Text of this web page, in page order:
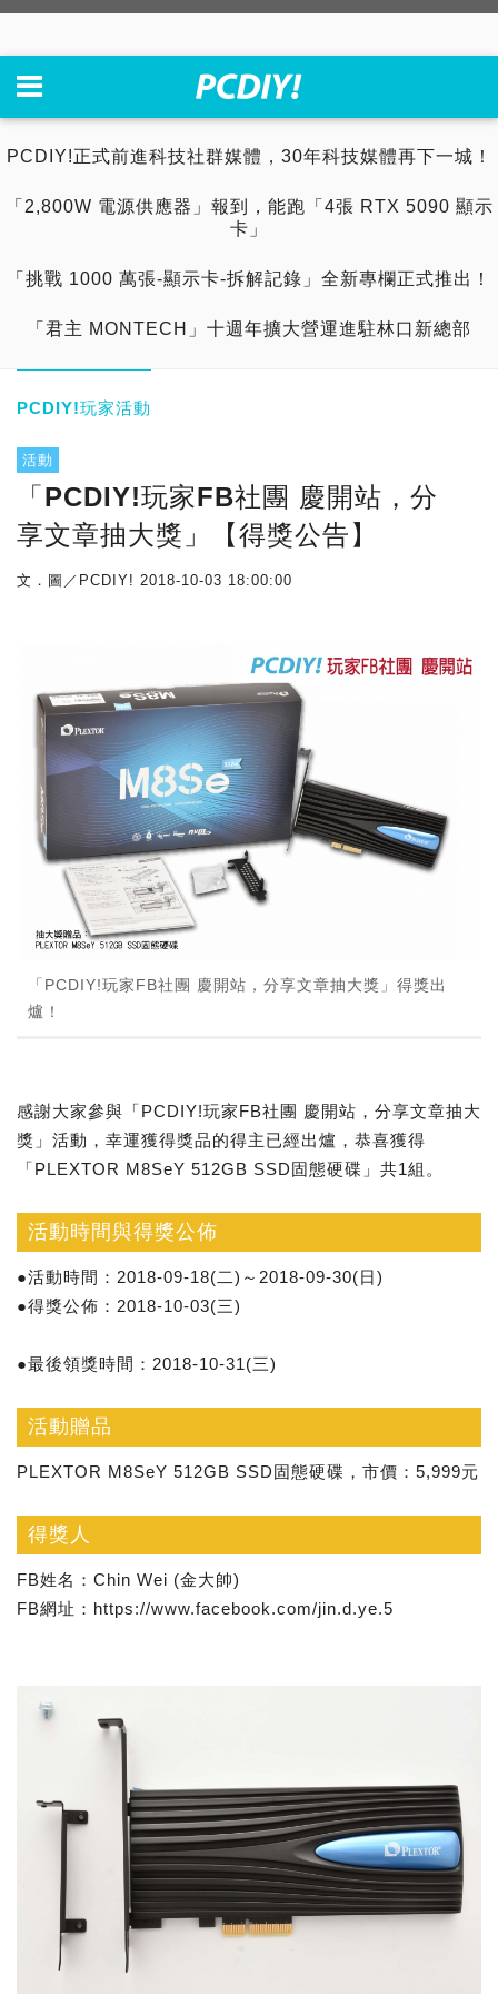
PCDIY!正式前進科技社群媒體，30年科技媒體再下一城！
「2,800W 電源供應器」報到，能跑「4張 RTX 5090 顯示
卡」
「挑戰 1000 萬張-顯示卡-拆解記錄」全新專欄正式推出！
「君主 MONTECH」十週年擴大營運進駐林口新總部
PCDIY!玩家活動
活動
「PCDIY!玩家FB社團 慶開站，分
享文章抽大獎」【得獎公告】
文．圖／PCDIY! 2018-10-03 18:00:00
「PCDIY!玩家FB社團 慶開站，分享文章抽大獎」得獎出
爐！
感謝大家參與「PCDIY!玩家FB社團 慶開站，分享文章抽大
獎」活動，幸運獲得獎品的得主已經出爐，恭喜獲得
「PLEXTOR M8SeY 512GB SSD固態硬碟」共1組。
活動時間與得獎公佈
●活動時間：2018-09-18(二)～2018-09-30(日)
●得獎公佈：2018-10-03(三)
●最後領獎時間：2018-10-31(三)
活動贈品
PLEXTOR M8SeY 512GB SSD固態硬碟，市價：5,999元
得獎人
FB姓名：Chin Wei (金大帥)
FB網址：https://www.facebook.com/jin.d.ye.5